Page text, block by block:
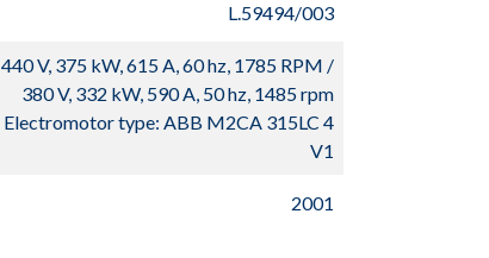
L.59494/003
440 V, 375 kW, 615 A, 60 hz, 1785 RPM /
380 V, 332 kW, 590 A, 50 hz, 1485 rpm
Electromotor type: ABB M2CA 315LC 4
V1
2001